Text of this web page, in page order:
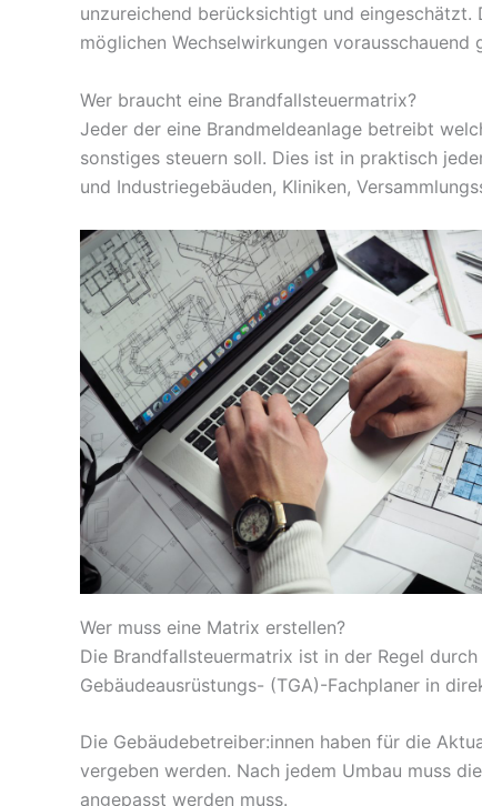
unzureichend berücksichtigt und
möglichen Wechselwirkungen
Wer braucht eine Brandfallsteuermatrix?
Jeder der eine Brandmeldeanlage betreibt
sonstiges steuern soll. Dies ist in praktisch
und Industriegebäuden, Kliniken,
Wer muss eine Matrix erstellen?
Die Brandfallsteuermatrix ist in der Regel
Gebäudeausrüstungs- (TGA)-Fachplaner in
Die Gebäudebetreiber:innen haben für die
vergeben werden. Nach jedem Umbau muss
angepasst werden muss.